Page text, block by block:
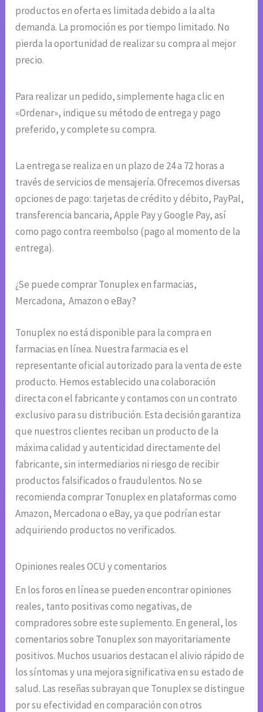
productos en oferta es limitada debido a la alta
demanda. La promoción es por tiempo limitado. No
pierda la oportunidad de realizar su compra al mejor
precio.
Para realizar un pedido, simplemente haga clic en
«Ordenar», indique su método de entrega y pago
preferido, y complete su compra.
La entrega se realiza en un plazo de 24 a 72 horas a
través de servicios de mensajería. Ofrecemos diversas
opciones de pago: tarjetas de crédito y débito, PayPal,
transferencia bancaria, Apple Pay y Google Pay, así
como pago contra reembolso (pago al momento de la
entrega).
¿Se puede comprar Tonuplex en farmacias,
Mercadona, Amazon o eBay?
Tonuplex no está disponible para la compra en
farmacias en línea. Nuestra farmacia es el
representante oficial autorizado para la venta de este
producto. Hemos establecido una colaboración
directa con el fabricante y contamos con un contrato
exclusivo para su distribución. Esta decisión garantiza
que nuestros clientes reciban un producto de la
máxima calidad y autenticidad directamente del
fabricante, sin intermediarios ni riesgo de recibir
productos falsificados o fraudulentos. No se
recomienda comprar Tonuplex en plataformas como
Amazon, Mercadona o eBay, ya que podrían estar
adquiriendo productos no verificados.
Opiniones reales OCU y comentarios
En los foros en línea se pueden encontrar opiniones
reales, tanto positivas como negativas, de
compradores sobre este suplemento. En general, los
comentarios sobre Tonuplex son mayoritariamente
positivos. Muchos usuarios destacan el alivio rápido de
los síntomas y una mejora significativa en su estado de
salud. Las reseñas subrayan que Tonuplex se distingue
por su efectividad en comparación con otros